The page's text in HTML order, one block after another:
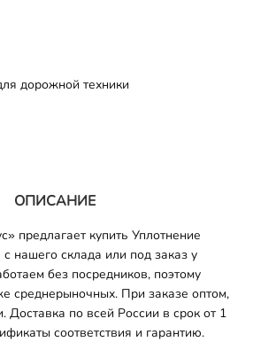
дорожной техники
ОПИСАНИЕ
предлагает купить Уплотнение
нашего склада или под заказ у
без посредников, поэтому
среднерыночных. При заказе оптом,
Доставка по всей России в срок от 1
соответствия и гарантию.